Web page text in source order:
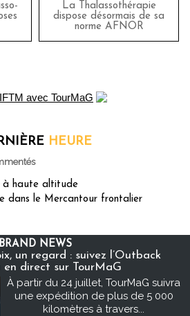
La Thalassothérapie
dispose désormais de sa
norme AFNOR
HEURE
à haute altitude
dans le Mercantour frontalier
BRAND NEWS
un regard : suivez l’Outback
en direct sur TourMaG
À partir du 24 juillet, TourMaG suivra
une expédition de plus de 5 000
kilomètres à travers...